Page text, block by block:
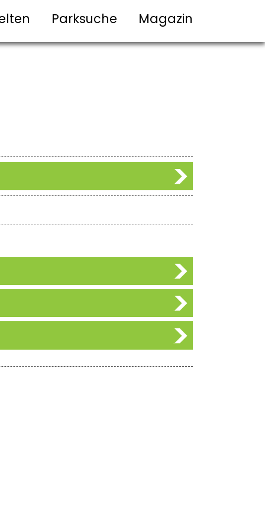
Parksuche Magazin